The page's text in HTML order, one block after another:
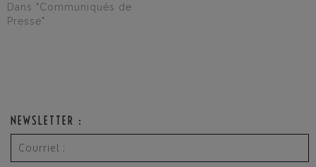
Dans "Communiqués de
Presse"
NEWSLETTER :